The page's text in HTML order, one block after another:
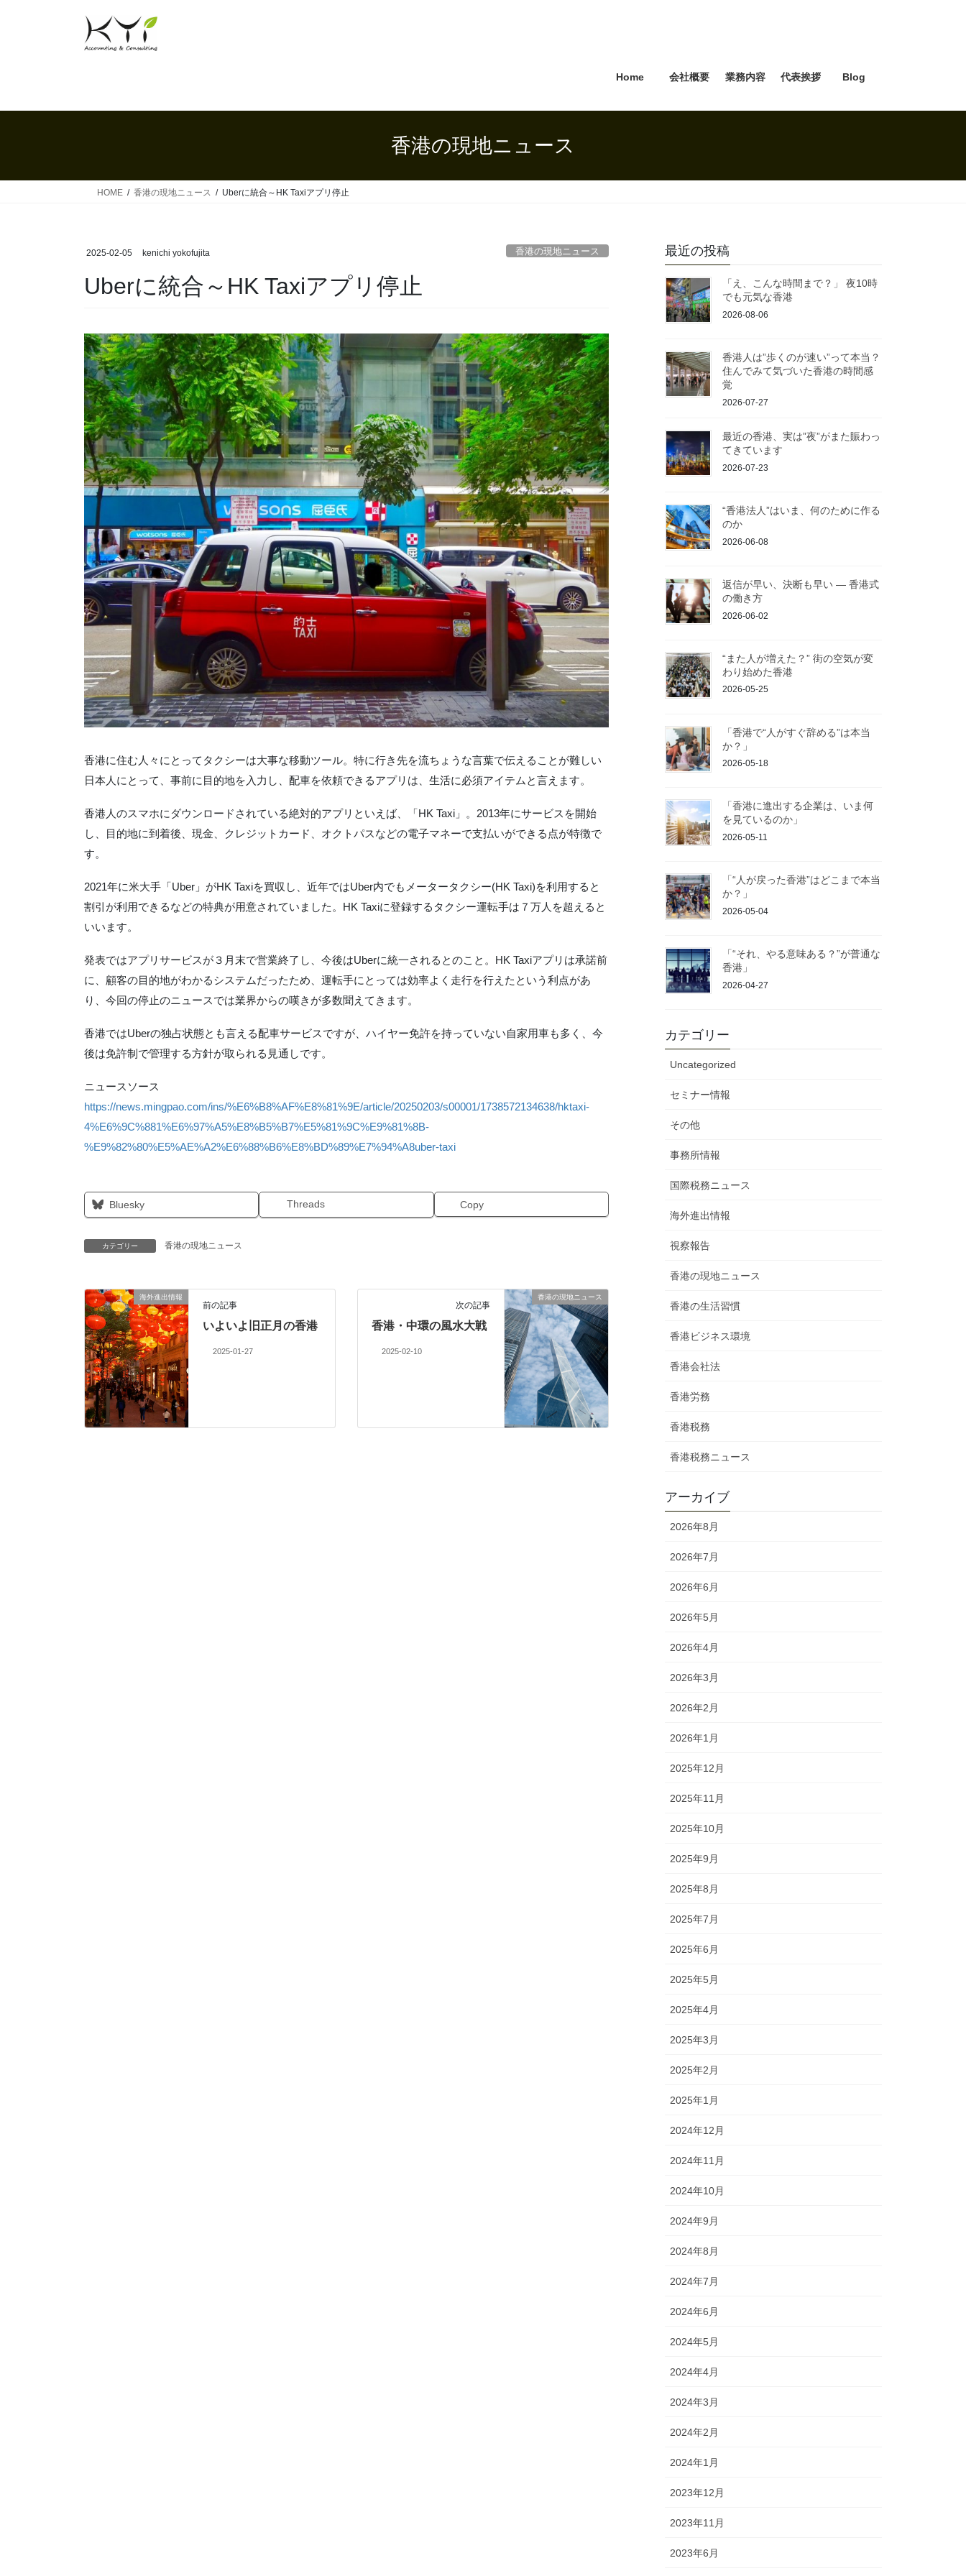
ス
ン
Home 会社概要 業務内容 代表挨拶 Blog
香港の現地ニュース
HOME 香港の現地ニュース Uberに統合～HK Taxiアプリ停止
2025-02-05 kenichi yokofujita 香港の現地ニュース
Uberに統合～HK Taxiアプリ停止
香港に住む人々にとってタクシーは大事な移動ツール。特に行き先を流ちょうな言葉で伝えることが難しい
日本人にとって、事前に目的地を入力し、配車を依頼できるアプリは、生活に必須アイテムと言えます。
香港人のスマホにダウンロードされている絶対的アプリといえば、「HK Taxi」。2013年にサービスを開始
し、目的地に到着後、現金、クレジットカード、オクトパスなどの電子マネーで支払いができる点が特徴で
す。
2021年に米大手「Uber」がHK Taxiを買収し、近年ではUber内でもメータータクシー(HK Taxi)を利用すると
割引が利用できるなどの特典が用意されていました。HK Taxiに登録するタクシー運転手は７万人を超えると
いいます。
発表ではアプリサービスが３月末で営業終了し、今後はUberに統一されるとのこと。HK Taxiアプリは承諾前
に、顧客の目的地がわかるシステムだったため、運転手にとっては効率よく走行を行えたという利点があ
り、今回の停止のニュースでは業界からの嘆きが多数聞えてきます。
香港ではUberの独占状態とも言える配車サービスですが、ハイヤー免許を持っていない自家用車も多く、今
後は免許制で管理する方針が取られる見通しです。
ニュースソース
https://news.mingpao.com/ins/%E6%B8%AF%E8%81%9E/article/20250203/s00001/1738572134638/hktaxi-
4%E6%9C%881%E6%97%A5%E8%B5%B7%E5%81%9C%E9%81%8B-
%E9%82%80%E5%AE%A2%E6%88%B6%E8%BD%89%E7%94%A8uber-taxi
Bluesky Threads Copy
カテゴリー 香港の現地ニュース
海外進出情報
前の記事
いよいよ旧正月の香港
2025-01-27
香港の現地ニュース
次の記事
香港・中環の風水大戦
2025-02-10
最近の投稿
「え、こんな時間まで？」 夜10時
でも元気な香港
2026-08-06
香港人は”歩くのが速い”って本当？
住んでみて気づいた香港の時間感
覚
2026-07-27
最近の香港、実は”夜”がまた賑わっ
てきています
2026-07-23
“香港法人”はいま、何のために作る
のか
2026-06-08
返信が早い、決断も早い ― 香港式
の働き方
2026-06-02
“また人が増えた？” 街の空気が変
わり始めた香港
2026-05-25
「香港で“人がすぐ辞める”は本当
か？」
2026-05-18
「香港に進出する企業は、いま何
を見ているのか」
2026-05-11
「“人が戻った香港”はどこまで本当
か？」
2026-05-04
「“それ、やる意味ある？”が普通な
香港」
2026-04-27
カテゴリー
Uncategorized
セミナー情報
その他
事務所情報
国際税務ニュース
海外進出情報
視察報告
香港の現地ニュース
香港の生活習慣
香港ビジネス環境
香港会社法
香港労務
香港税務
香港税務ニュース
アーカイブ
2026年8月
2026年7月
2026年6月
2026年5月
2026年4月
2026年3月
2026年2月
2026年1月
2025年12月
2025年11月
2025年10月
2025年9月
2025年8月
2025年7月
2025年6月
2025年5月
2025年4月
2025年3月
2025年2月
2025年1月
2024年12月
2024年11月
2024年10月
2024年9月
2024年8月
2024年7月
2024年6月
2024年5月
2024年4月
2024年3月
2024年2月
2024年1月
2023年12月
2023年11月
2023年6月